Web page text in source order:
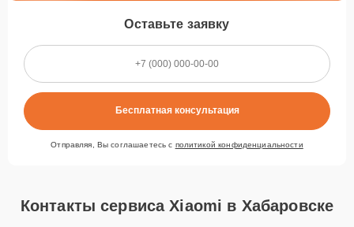
Оставьте заявку
Бесплатная консультация
Отправляя, Вы соглашаетесь с политикой конфиденциальности
Контакты сервиса Xiaomi в Хабаровске